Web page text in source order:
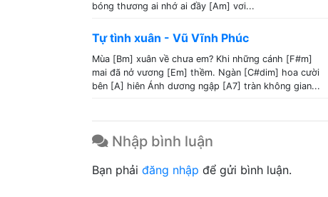
bóng thương ai nhớ ai đầy [Am] vơi...
Tự tình xuân - Vũ Vĩnh Phúc
Mùa [Bm] xuân về chưa em? Khi những cánh [F#m]
mai đã nở vương [Em] thềm. Ngàn [C#dim] hoa cười
bên [A] hiên Ánh dương ngập [A7] tràn không gian...
Nhập bình luận
Bạn phải đăng nhập để gửi bình luận.